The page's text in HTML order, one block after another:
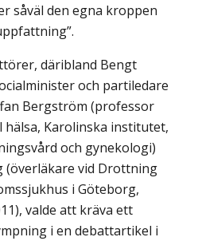
såväl den egna kroppen
däribland Bengt
och partiledare
Bergström (professor
Karolinska institutet,
och gynekologi)
(överläkare vid Drottning
i Göte­borg,
valde att kräva ett
i en debattartikel i